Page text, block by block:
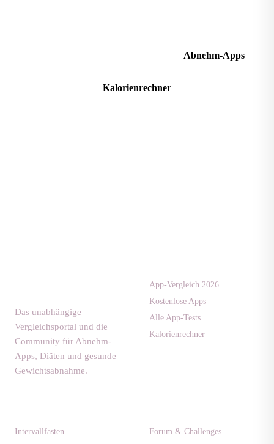
Abnehm-Apps
Kalorienrechner
Das unabhängige
Vergleichsportal und die
Community für Abnehm-
Apps, Diäten und gesunde
Gewichtsabnahme.
App-Vergleich 2026
Kostenlose Apps
Alle App-Tests
Kalorienrechner
Intervallfasten
Forum & Challenges